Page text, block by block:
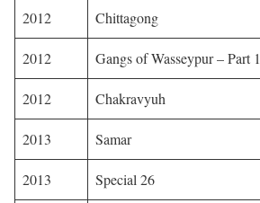
2012 Chittagong
2012 Gangs of Wasseypur – Part 1
2012 Chakravyuh
2013 Samar
2013 Special 26